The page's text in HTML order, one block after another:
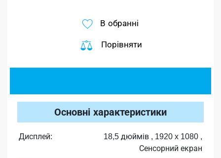
В обранні
Порівняти
Основні характеристики
Дисплей:
18,5 дюймів , 1920 x 1080 ,
Сенсорний екран